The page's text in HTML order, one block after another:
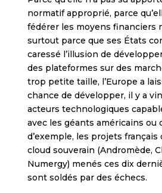
normatif approprié, parce
fédérer les moyens financiers
surtout parce que ses États
caressé l’illusion de
des plateformes sur des
trop petite taille, l’Europe a
chance de développer, il y a
acteurs technologiques
avec les géants américains ou
d’exemple, les projets
cloud souverain (Andromède,
Numergy) menés ces dix
sont soldés par des échecs.